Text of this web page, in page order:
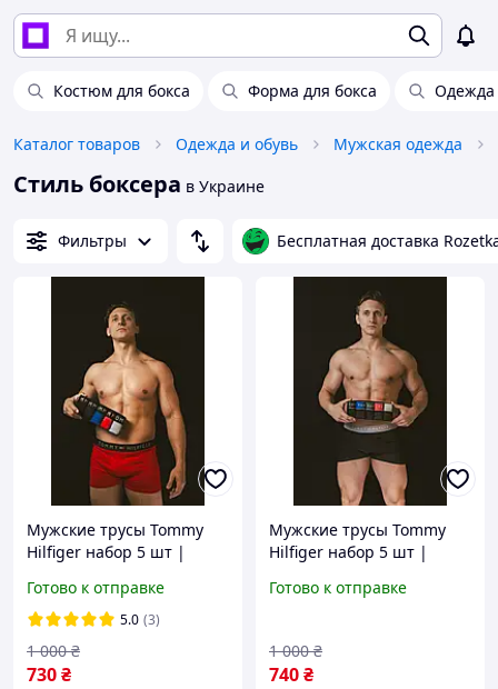
Костюм для бокса Форма для бокса Одежда
Каталог товаров Одежда и обувь Мужская одежда
Стиль боксера в Украине
Фильтры Бесплатная доставка
Мужские трусы Tommy
Hilfiger набор 5 шт |
Премиум качество |
Комфорт и стиль каждый
день
Готово к отправке
5.0 (3)
730₴
1 000 ₴
Мужские трусы Tommy
Hilfiger набор 5 шт |
Премиум качество |
день
Готово к отправке
740₴
1 000 ₴